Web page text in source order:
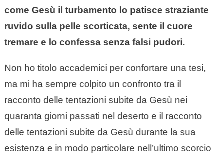
come Gesù il turbamento lo patisce straziante
ruvido sulla pelle scorticata, sente il cuore
tremare e lo confessa senza falsi pudori.
Non ho titolo accademici per confortare una tesi,
ma mi ha sempre colpito un confronto tra il
racconto delle tentazioni subite da Gesù nei
quaranta giorni passati nel deserto e il racconto
delle tentazioni subite da Gesù durante la sua
esistenza e in modo particolare nell’ultimo scorcio